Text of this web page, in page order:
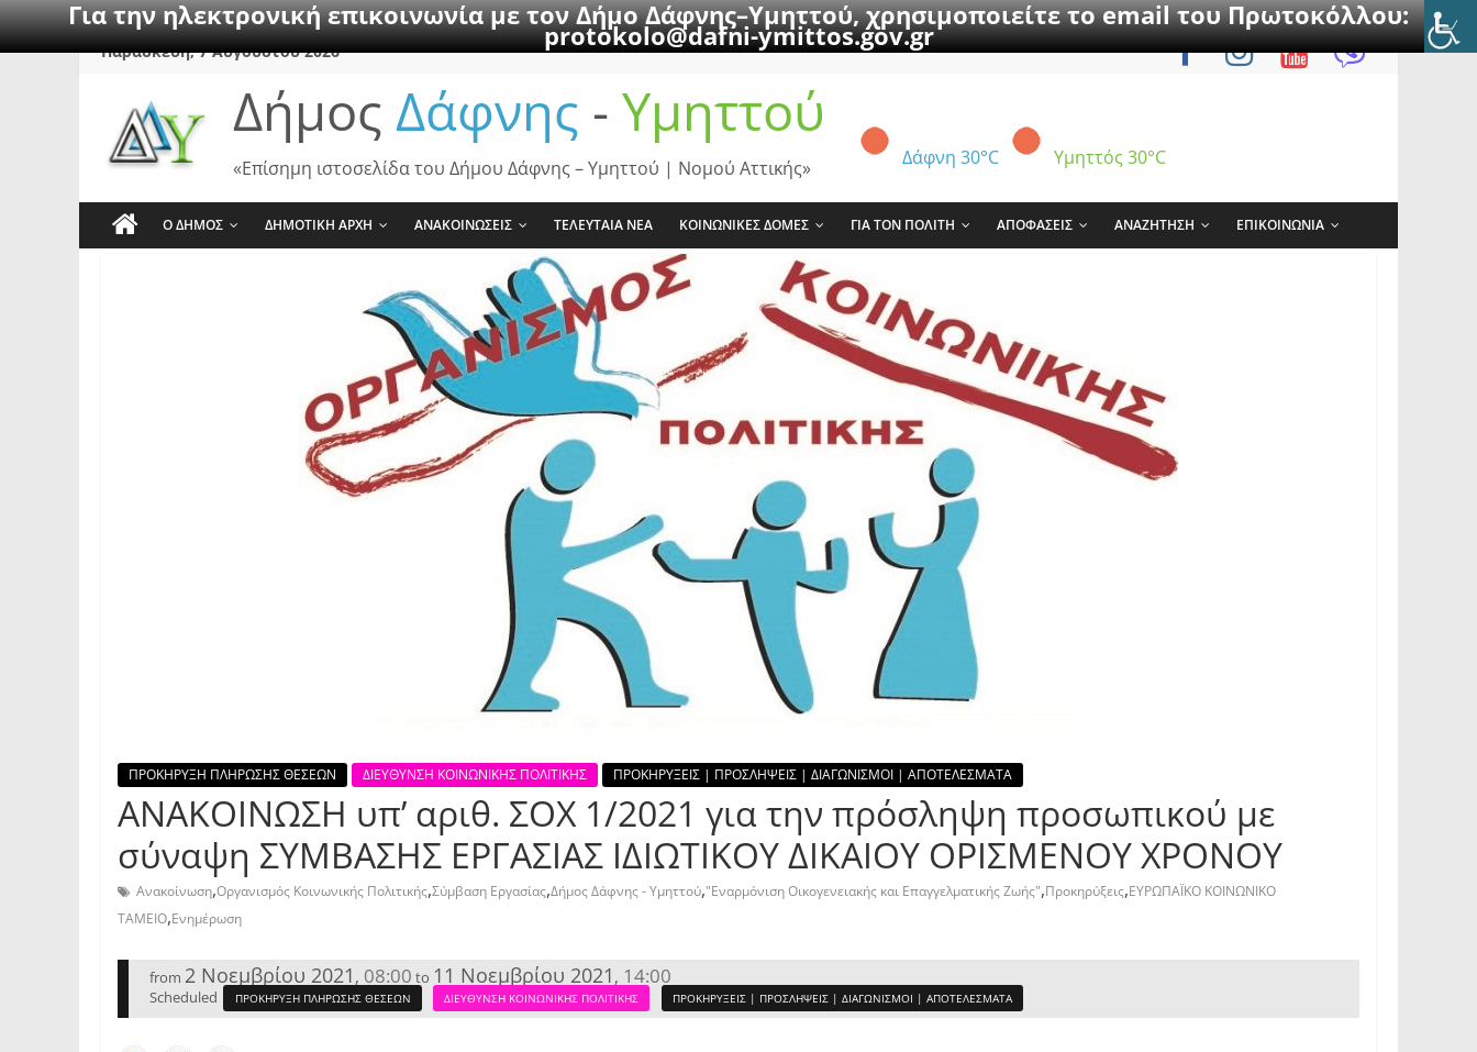
Για την ηλεκτρονική επικοινωνία με τον Δήμο Δάφνης–Υμηττού, χρησιμοποιείτε το email του Πρωτοκόλλου:
protokolo@dafni-ymittos.gov.gr
SkipΠαρασκευή, 7 Αυγούστου 2026
Δήμος Δάφνης - Υμηττού
Δάφνη 30°C Υμηττός 30°C
«Επίσημη ιστοσελίδα του Δήμου Δάφνης – Υμηττού | Νομού Αττικής»
Ο ΔΗΜΟΣ ΔΗΜΟΤΙΚΗ ΑΡΧΗ ΑΝΑΚΟΙΝΩΣΕΙΣ ΤΕΛΕΥΤΑΙΑ ΝΕΑ ΚΟΙΝΩΝΙΚΕΣ ΔΟΜΕΣ ΓΙΑ ΤΟΝ ΠΟΛΙΤΗ ΑΠΟΦΑΣΕΙΣ ΑΝΑΖΗΤΗΣΗ ΕΠΙΚΟΙΝΩΝΙΑ
ΠΡΟΚΗΡΥΞΗ ΠΛΗΡΩΣΗΣ ΘΕΣΕΩΝ ΔΙΕΥΘΥΝΣΗ ΚΟΙΝΩΝΙΚΗΣ ΠΟΛΙΤΙΚΗΣ ΠΡΟΚΗΡΥΞΕΙΣ | ΠΡΟΣΛΗΨΕΙΣ | ΔΙΑΓΩΝΙΣΜΟΙ | ΑΠΟΤΕΛΕΣΜΑΤΑ
ΑΝΑΚΟΙΝΩΣΗ υπ’ αριθ. ΣΟΧ 1/2021 για την πρόσληψη προσωπικού με
σύναψη ΣΥΜΒΑΣΗΣ ΕΡΓΑΣΙΑΣ ΙΔΙΩΤΙΚΟΥ ΔΙΚΑΙΟΥ ΟΡΙΣΜΕΝΟΥ ΧΡΟΝΟΥ
Ανακοίνωση,Οργανισμός Κοινωνικής Πολιτικής,Σύμβαση Εργασίας,Δήμος Δάφνης - Υμηττού,"Εναρμόνιση Οικογενειακής και Επαγγελματικής Ζωής",Προκηρύξεις,ΕΥΡΩΠΑΪΚΟ ΚΟΙΝΩΝΙΚΟ
ΤΑΜΕΙΟ,Ενημέρωση
from 2 Νοεμβρίου 2021, 08:00 to 11 Νοεμβρίου 2021, 14:00
Scheduled ΠΡΟΚΗΡΥΞΗ ΠΛΗΡΩΣΗΣ ΘΕΣΕΩΝ ΔΙΕΥΘΥΝΣΗ ΚΟΙΝΩΝΙΚΗΣ ΠΟΛΙΤΙΚΗΣ ΠΡΟΚΗΡΥΞΕΙΣ | ΠΡΟΣΛΗΨΕΙΣ | ΔΙΑΓΩΝΙΣΜΟΙ | ΑΠΟΤΕΛΕΣΜΑΤΑ